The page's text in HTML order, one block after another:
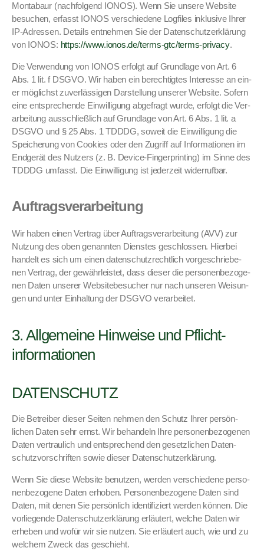
Montabaur (nach­fol­gend IONOS). Wenn Sie unsere Web­site
besuchen, erfasst IONOS ver­schiedene Log­files inklu­sive Ihrer
IP-Adressen. Details ent­nehmen Sie der Daten­schutzerk­lärung
von IONOS: https://www.ionos.de/terms-gtc/terms-privacy.
Die Ver­wen­dung von IONOS erfol­gt auf Grund­lage von Art. 6
Abs. 1 lit. f DSGVO. Wir haben ein berechtigtes Inter­esse an ein­
er möglichst zuver­läs­si­gen Darstel­lung unser­er Web­site. Sofern
eine entsprechende Ein­willi­gung abge­fragt wurde, erfol­gt die Ver­
ar­beitung auss­chließlich auf Grund­lage von Art. 6 Abs. 1 lit. a
DSGVO und § 25 Abs. 1 TDDDG, soweit die Ein­willi­gung die
Spe­icherung von Cook­ies oder den Zugriff auf Infor­ma­tio­nen im
Endgerät des Nutzers (z. B. Device-Fin­ger­print­ing) im Sinne des
TDDDG umfasst. Die Ein­willi­gung ist jed­erzeit wider­ruf­bar.
Auftragsverarbeitung
Wir haben einen Ver­trag über Auf­tragsver­ar­beitung (AVV) zur
Nutzung des oben genan­nten Dien­stes geschlossen. Hier­bei
han­delt es sich um einen daten­schutzrechtlich vorgeschriebe­
nen Ver­trag, der gewährleis­tet, dass dieser die per­so­n­en­be­zo­ge­
nen Dat­en unser­er Web­sitebe­such­er nur nach unseren Weisun­
gen und unter Ein­hal­tung der DSGVO ver­ar­beit­et.
3. Allgemeine Hinweise und Pflicht­
informationen
DATENSCHUTZ
Die Betreiber dieser Seit­en nehmen den Schutz Ihrer per­sön­
lichen Dat­en sehr ernst. Wir behan­deln Ihre per­so­n­en­be­zo­ge­nen
Dat­en ver­traulich und entsprechend den geset­zlichen Daten­
schutzvorschriften sowie dieser Daten­schutzerk­lärung.
Wenn Sie diese Web­site benutzen, wer­den ver­schiedene per­so­
n­en­be­zo­gene Dat­en erhoben. Per­so­n­en­be­zo­gene Dat­en sind
Dat­en, mit denen Sie per­sön­lich iden­ti­fiziert wer­den kön­nen. Die
vor­liegende Daten­schutzerk­lärung erläutert, welche Dat­en wir
erheben und wofür wir sie nutzen. Sie erläutert auch, wie und zu
welchem Zweck das geschieht.